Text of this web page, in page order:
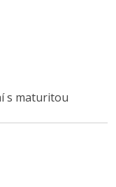
s maturitou